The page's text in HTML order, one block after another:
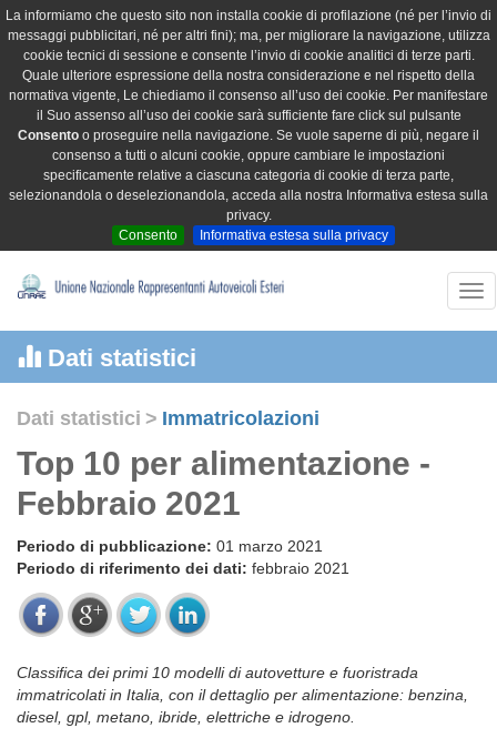
La informiamo che questo sito non installa cookie di profilazione (né per l’invio di
messaggi pubblicitari, né per altri fini); ma, per migliorare la navigazione, utilizza
cookie tecnici di sessione e consente l’invio di cookie analitici di terze parti.
Quale ulteriore espressione della nostra considerazione e nel rispetto della
normativa vigente, Le chiediamo il consenso all’uso dei cookie. Per manifestare
il Suo assenso all’uso dei cookie sarà sufficiente fare click sul pulsante
Consento o proseguire nella navigazione. Se vuole saperne di più, negare il
consenso a tutti o alcuni cookie, oppure cambiare le impostazioni
specificamente relative a ciascuna categoria di cookie di terza parte,
selezionandola o deselezionandola, acceda alla nostra Informativa estesa sulla
privacy.
Consento
Informativa estesa sulla privacy
Dati statistici
Dati statistici > Immatricolazioni
Top 10 per alimentazione -
Febbraio 2021
Periodo di pubblicazione: 01 marzo 2021
Periodo di riferimento dei dati: febbraio 2021
Classifica dei primi 10 modelli di autovetture e fuoristrada
immatricolati in Italia, con il dettaglio per alimentazione: benzina,
diesel, gpl, metano, ibride, elettriche e idrogeno.